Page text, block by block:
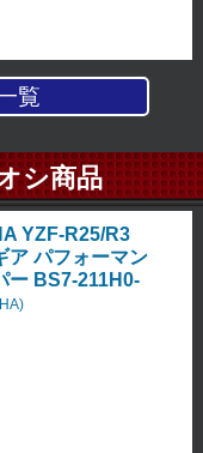
覧
シ商品
YZF-R25/R3
ア パフォーマン
ー BS7-211H0-